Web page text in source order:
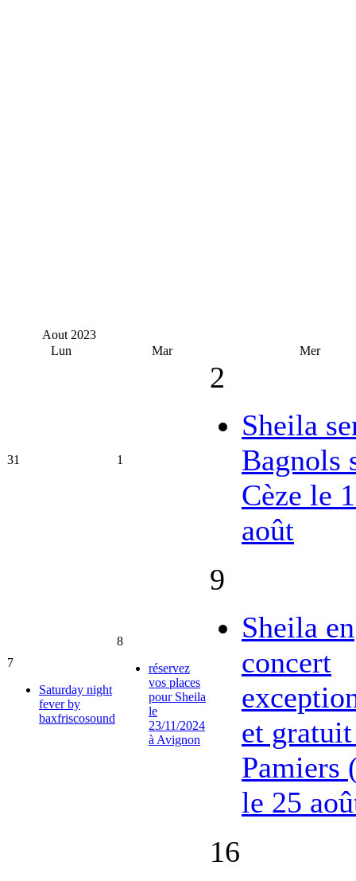
Aout 2023
Lun
Mar Mer
31 1
2
Sheila
Bagnols
Cèze le
août
7
Saturday night
fever by
baxfriscosound
8
réservez
vos places
pour Sheila
le
23/11/2024
à Avignon
9
Sheila en
concert
et
Pamiers
le 25
16